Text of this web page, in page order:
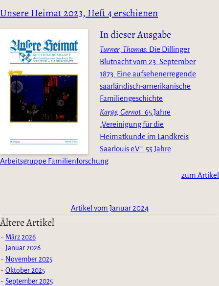
Unsere Heimat 2023, Heft 4 erschienen
In dieser Ausgabe
Turner, Thomas Die Dillinger
Blutnacht vom 23. September
1873. Eine aufsehenerregende
saarländisch-amerikanische
Familiengeschichte
Karge, Gernot 65 Jahre
„Vereinigung für die
Heimatkunde im Landkreis
Saarlouis e.V.“. 55 Jahre
Arbeitsgruppe Familienforschung
zum Artikel
Artikel vom Januar 2024
Ältere Artikel
März 2026
Januar 2026
November 2025
Oktober 2025
September 2025